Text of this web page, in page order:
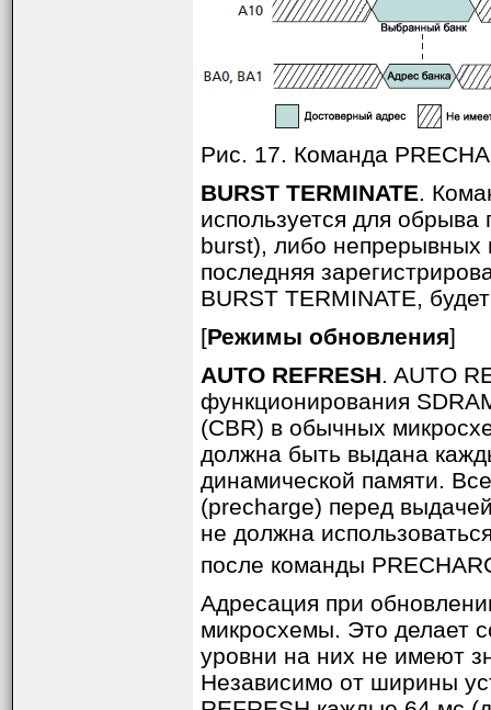
Рис. 17. Команда
BURST TERMINATE .
используется для
burst), либо непрерывных
последняя
BURST TERMINATE,
[Режимы обновления]
AUTO REFRESH . AUTO
функционирования
(CBR) в обычных
должна быть выдана
динамической памяти.
(precharge) перед
не должна
после команды
Адресация при
микросхемы. Это делает
уровни на них не имеют
Независимо от ширины